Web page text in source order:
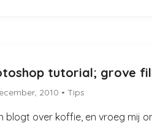
tutorial; grove
2010 • Tips
blogt over koffie, en vroeg mij